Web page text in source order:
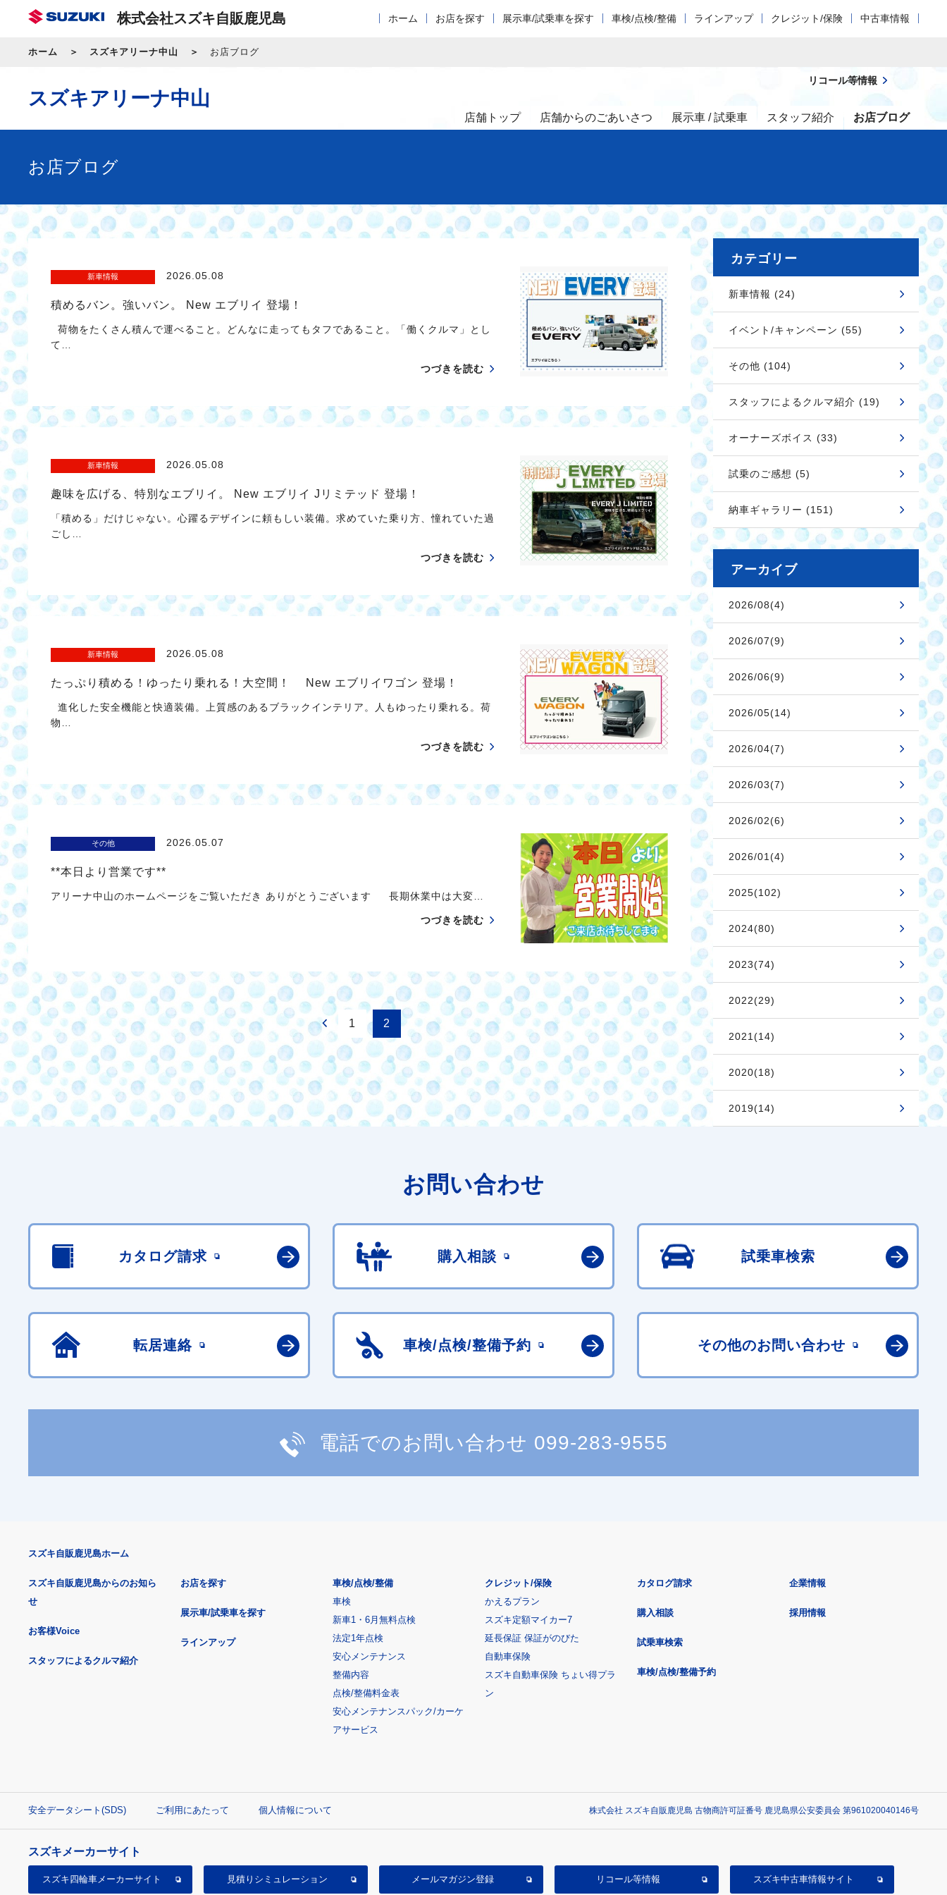
株式会社スズキ自販鹿児島 ホーム お店を探す 展示車/試乗車を探す 車検/点検/整備 ラインアップ クレジット/保険 中古車情報
ホーム スズキアリーナ中山 お店ブログ
スズキアリーナ中山
店舗トップ 店舗からのごあいさつ 展示車 / 試乗車 スタッフ紹介 お店ブログ
リコール等情報
お店ブログ
新車情報 2026.05.08
積めるバン。強いバン。 New エブリイ 登場！
荷物をたくさん積んで運べること。どんなに走ってもタフであること。「働くクルマ」とし
て…
つづきを読む
新車情報 2026.05.08
趣味を広げる、特別なエブリイ。 New エブリイ Jリミテッド 登場！
「積める」だけじゃない。心躍るデザインに頼もしい装備。求めていた乗り方、憧れていた過
ごし…
つづきを読む
新車情報 2026.05.08
たっぷり積める！ゆったり乗れる！大空間！ New エブリイワゴン 登場！
進化した安全機能と快適装備。上質感のあるブラックインテリア。人もゆったり乗れる。荷
物…
つづきを読む
その他 2026.05.07
**本日より営業です**
アリーナ中山のホームページをご覧いただき ありがとうございます 長期休業中は大変…
つづきを読む
1 2
カテゴリー
新車情報 (24)
イベント/キャンペーン (55)
その他 (104)
スタッフによるクルマ紹介 (19)
オーナーズボイス (33)
試乗のご感想 (5)
納車ギャラリー (151)
アーカイブ
2026/08(4)
2026/07(9)
2026/06(9)
2026/05(14)
2026/04(7)
2026/03(7)
2026/02(6)
2026/01(4)
2025(102)
2024(80)
2023(74)
2022(29)
2021(14)
2020(18)
2019(14)
お問い合わせ
カタログ請求 購入相談 試乗車検索
転居連絡 車検/点検/整備予約 その他のお問い合わせ
電話でのお問い合わせ 099-283-9555
スズキ自販鹿児島ホーム
スズキ自販鹿児島からのお知ら
せ
お客様Voice
スタッフによるクルマ紹介
お店を探す
展示車/試乗車を探す
ラインアップ
車検/点検/整備
車検
新車1・6月無料点検
法定1年点検
安心メンテナンス
整備内容
点検/整備料金表
安心メンテナンスパック/カーケ
アサービス
クレジット/保険
かえるプラン
スズキ定額マイカー7
延長保証 保証がのびた
自動車保険
スズキ自動車保険 ちょい得プラ
ン
カタログ請求
購入相談
試乗車検索
車検/点検/整備予約
企業情報
採用情報
安全データシート(SDS) ご利用にあたって 個人情報について 株式会社 スズキ自販鹿児島 古物商許可証番号 鹿児島県公安委員会 第961020040146号
スズキメーカーサイト
スズキ四輪車メーカーサイト 見積り シミュレーション メールマガジン登録 リコール等情報 スズキ中古車情報サイト